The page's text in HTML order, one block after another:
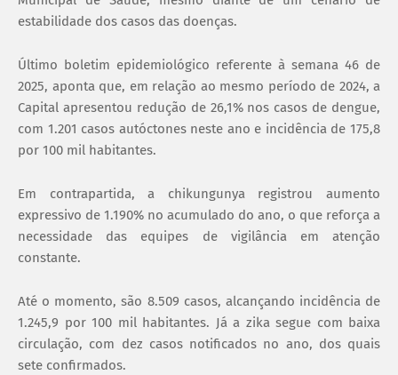
estabilidade dos casos das doenças.
Último boletim epidemiológico referente à semana 46 de
2025, aponta que, em relação ao mesmo período de 2024, a
Capital apresentou redução de 26,1% nos casos de dengue,
com 1.201 casos autóctones neste ano e incidência de 175,8
por 100 mil habitantes.
Em contrapartida, a chikungunya registrou aumento
expressivo de 1.190% no acumulado do ano, o que reforça a
necessidade das equipes de vigilância em atenção
constante.
Até o momento, são 8.509 casos, alcançando incidência de
1.245,9 por 100 mil habitantes. Já a zika segue com baixa
circulação, com dez casos notificados no ano, dos quais
sete confirmados.